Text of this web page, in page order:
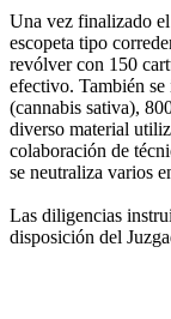
Una vez finalizado
escopeta tipo
revólver con 150
efectivo. También se
(cannabis sativa),
diverso material
colaboración de
se neutraliza varios
Las diligencias
disposición del